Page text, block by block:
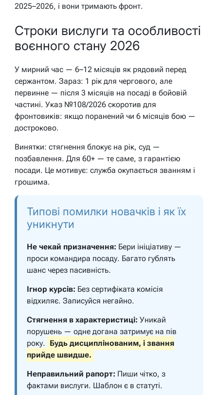
2025–2026, і вони тримають фронт.
Строки вислуги та особливості
воєнного стану 2026
У мирний час — 6–12 місяців як рядовий перед
сержантом. Зараз: 1 рік для чергового, але
первинне — після 3 місяців на посаді в бойовій
частині. Указ №108/2026 скоротив для
фронтовиків: якщо поранений чи 6 місяців бою —
достроково.
Винятки: стягнення блокує на рік, суд —
позбавлення. Для 60+ — те саме, з гарантією
посади. Це мотивує: служба окупається званням і
грошима.
Типові помилки новачків і як їх
уникнути
Не чекай призначення: Бери ініціативу —
проси командира посаду. Багато гублять
шанс через пасивність.
Ігнор курсів: Без сертифіката комісія
відхиляє. Записуйся негайно.
Стягнення в характеристиці: Уникай
порушень — одне догана затримує на пів
року.
Будь дисциплінованим, і звання
прийде швидше.
Неправильний рапорт: Пиши чітко, з
фактами вислуги. Шаблон є в статуті.